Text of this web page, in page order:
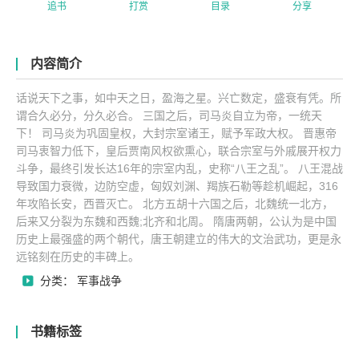
追书 打赏 目录 分享
内容简介
话说天下之事，如中天之日，盈海之星。兴亡数定，盛衰有凭。所
谓合久必分，分久必合。 三国之后，司马炎自立为帝，一统天
下！ 司马炎为巩固皇权，大封宗室诸王，赋予军政大权。 晋惠帝
司马衷智力低下，皇后贾南风权欲熏心，联合宗室与外戚展开权力
斗争，最终引发长达16年的宗室内乱，史称“八王之乱”。 八王混战
导致国力衰微，边防空虚，匈奴刘渊、羯族石勒等趁机崛起，316
年攻陷长安，西晋灭亡。 北方五胡十六国之后，北魏统一北方，
后来又分裂为东魏和西魏;北齐和北周。 隋唐两朝，公认为是中国
历史上最强盛的两个朝代，唐王朝建立的伟大的文治武功，更是永
远铭刻在历史的丰碑上。
分类： 军事战争
书籍标签